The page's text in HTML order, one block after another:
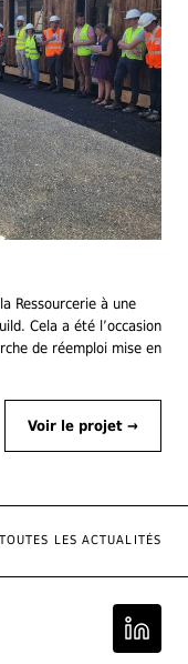
Ressourcerie à une
Cela a été l’occasion
de réemploi mise en
Voir le projet →
TOUTES LES ACTUALITÉS